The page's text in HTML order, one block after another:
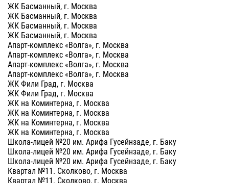
ЖК Басманный, г. Москва
ЖК Басманный, г. Москва
ЖК Басманный, г. Москва
ЖК Басманный, г. Москва
Апарт-комплекс «Волга», г. Москва
Апарт-комплекс «Волга», г. Москва
Апарт-комплекс «Волга», г. Москва
Апарт-комплекс «Волга», г. Москва
ЖК Фили Град, г. Москва
ЖК Фили Град, г. Москва
ЖК на Коминтерна, г. Москва
ЖК на Коминтерна, г. Москва
ЖК на Коминтерна, г. Москва
ЖК на Коминтерна, г. Москва
Школа-лицей №20 им. Арифа Гусейнзаде, г. Баку
Школа-лицей №20 им. Арифа Гусейнзаде, г. Баку
Школа-лицей №20 им. Арифа Гусейнзаде, г. Баку
Квартал №11. Сколково, г. Москва
Квартал №11. Сколково, г. Москва